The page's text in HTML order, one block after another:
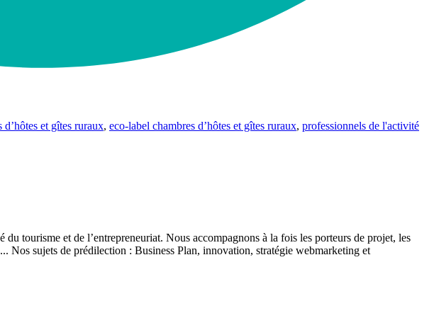
et gîtes ruraux, eco-label chambres d’hôtes et gîtes ruraux, professionnels de l'activité
tourisme et de l’entrepreneuriat. Nous accompagnons à la fois les porteurs de projet, les
Nos sujets de prédilection : Business Plan, innovation, stratégie webmarketing et